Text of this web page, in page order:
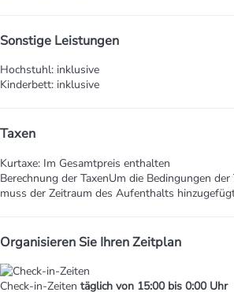
Sonstige Leistungen
Hochstuhl: inklusive
Kinderbett: inklusive
Taxen
Kurtaxe: Im Gesamtpreis enthalten
Berechnung der TaxenUm die Bedingungen der
muss der Zeitraum des Aufenthalts
Organisieren Sie Ihren Zeitplan
Check-in-Zeiten täglich von 15:00 bis 0:00 Uhr